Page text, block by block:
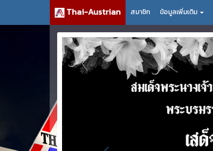
Thai-Austrian สมาชิก ข้อมูลเพิ่มเติม